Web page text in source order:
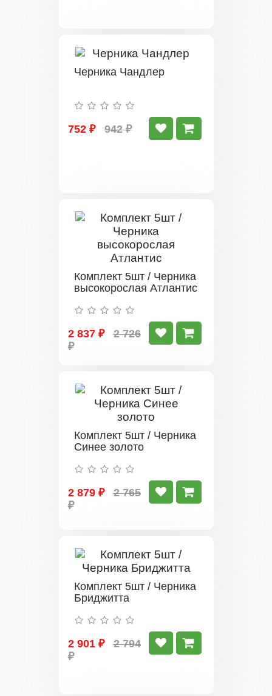
Черника Чандлер
752 ₽ 942 ₽
Комплект 5шт / Черника
высокорослая Атлантис
2 837 ₽
2 726
₽
Комплект 5шт / Черника
Синее золото
2 879 ₽
2 765
₽
Комплект 5шт / Черника
Бриджитта
2 901 ₽
2 794
₽